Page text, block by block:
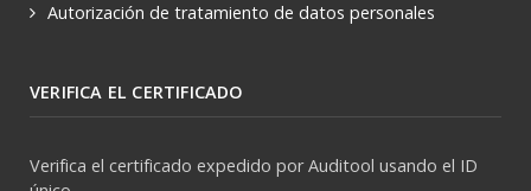
Autorización de tratamiento de datos personales
VERIFICA EL CERTIFICADO
Verifica el certificado expedido por Auditool usando el ID